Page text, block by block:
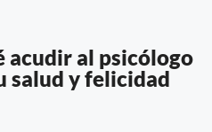
acudir al psicólogo
salud y felicidad